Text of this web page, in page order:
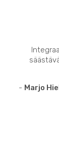
- Marjo